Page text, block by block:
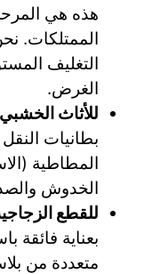
هذه هي
الممتلكات.
التغليف
الغرض.
للأثاث
بطانيات
المطاطية
الخدوش
للقطع
بعناية فائقة
متعددة من